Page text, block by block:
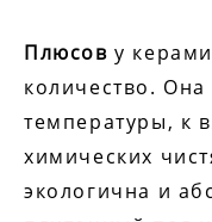
Плюсов у
количество.
температуры, к
химических
экологична и